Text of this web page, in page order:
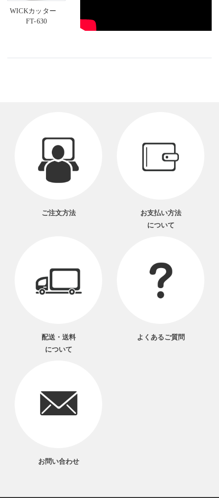
WICKカッター
FT-630
ご注文方法
お支払い方法
について
配送・送料
について
よくあるご質問
お問い合わせ